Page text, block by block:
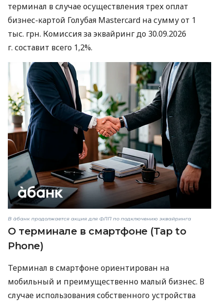
терминал в случае осуществления трех оплат
бизнес-картой Голубая Mastercard на сумму от 1
тыс. грн. Комиссия за эквайринг до 30.09.2026
г. составит всего 1,2%.
В àбанк продолжается акция для ФЛП по подключению эквайринга
О терминале в смартфоне (Tap to
Phone)
Терминал в смартфоне ориентирован на
мобильный и преимущественно малый бизнес. В
случае использования собственного устройства